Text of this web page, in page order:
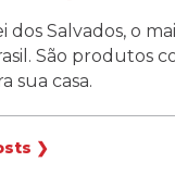
dos Salvados, o
São produtos
sua casa.
❯